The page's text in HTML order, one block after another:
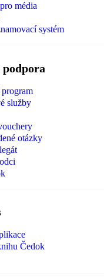
média
systém
podpora
služby
otázky
Čedok